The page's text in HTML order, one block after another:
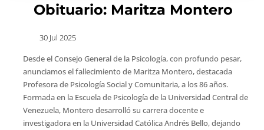
Obituario: Maritza Montero
30 Jul 2025
Desde el Consejo General de la Psicología, con profundo pesar,
anunciamos el fallecimiento de Maritza Montero, destacada
Profesora de Psicología Social y Comunitaria, a los 86 años.
Formada en la Escuela de Psicología de la Universidad Central de
Venezuela, Montero desarrolló su carrera docente e
investigadora en la Universidad Católica Andrés Bello, dejando